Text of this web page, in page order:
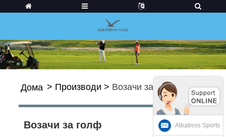
Дома > Производи > Возачи за голф
Возачи за голф Albatross Sports